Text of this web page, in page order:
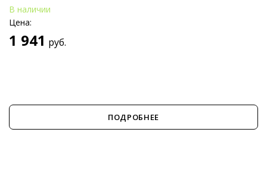
В наличии
Цена:
1 941 руб.
ПОДРОБНЕЕ